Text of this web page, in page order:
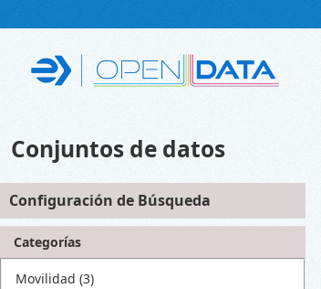
Conjuntos de datos
Configuración de Búsqueda
Categorías
Movilidad (3)